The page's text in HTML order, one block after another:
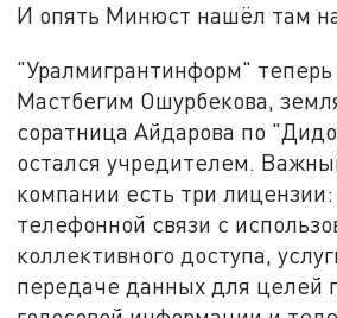
И опять Минюст нашёл там
"Уралмигрантинформ" теперь
Мастбегим Ошурбекова,
соратница Айдарова по
остался учредителем.
компании есть три
телефонной связи с
коллективного доступа,
передаче данных для целей